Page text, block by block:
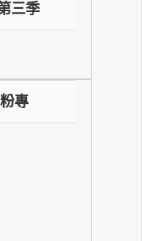
三季
專